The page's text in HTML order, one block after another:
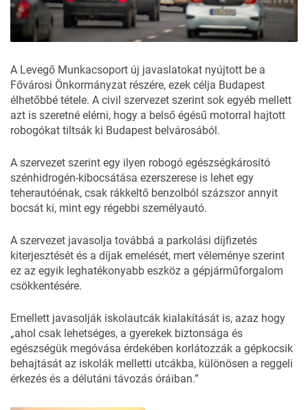
A Levegő Munkacsoport új javaslatokat nyújtott be a
Fővárosi Önkormányzat részére, ezek célja Budapest
élhetőbbé tétele. A civil szervezet szerint sok egyéb mellett
azt is szeretné elérni, hogy a belső égésű motorral hajtott
robogókat tiltsák ki Budapest belvárosából.
A szervezet szerint egy ilyen robogó egészségkárosító
szénhidrogén-kibocsátása ezerszerese is lehet egy
teherautóénak, csak rákkeltő benzolból százszor annyit
bocsát ki, mint egy régebbi személyautó.
A szervezet javasolja továbbá a parkolási díjfizetés
kiterjesztését és a díjak emelését, mert véleménye szerint
ez az egyik leghatékonyabb eszköz a gépjárműforgalom
csökkentésére.
Emellett javasolják iskolautcák kialakítását is, azaz hogy
„ahol csak lehetséges, a gyerekek biztonsága és
egészségük megóvása érdekében korlátozzák a gépkocsik
behajtását az iskolák melletti utcákba, különösen a reggeli
érkezés és a délutáni távozás óráiban.”